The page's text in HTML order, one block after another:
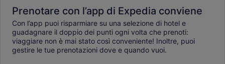
Prenotare con l’app di Expedia conviene
Con l’app puoi risparmiare su una selezione di hotel e
guadagnare il doppio dei punti ogni volta che prenoti:
viaggiare non è mai stato così conveniente! Inoltre, puoi
gestire le tue prenotazioni dove e quando vuoi.